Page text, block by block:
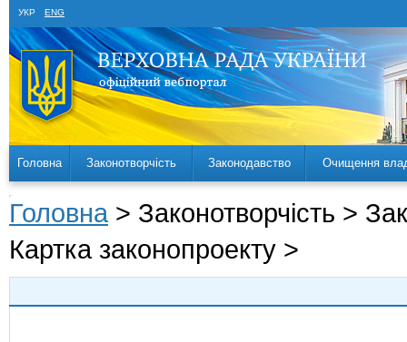
УКР ENG
Головна Законотворчість Законодавство Очищення
Головна > Законотворчість >
Картка законопроекту >